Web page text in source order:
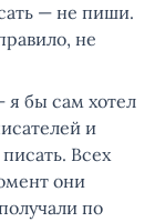
— не пиши.
не
я бы сам хотел
и
Всех
они
по